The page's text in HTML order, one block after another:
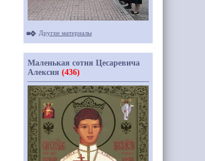
Другие материалы
Маленькая сотня Цесаревича
Алексия (436)